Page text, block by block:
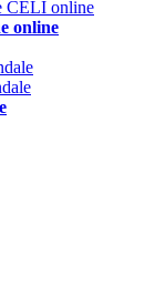
CELI online
online